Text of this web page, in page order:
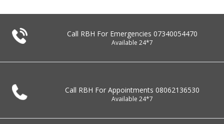
Call RBH For Emergencies 07340054470
Available 24*7
Call RBH For Appointments 08062136530
Available 24*7